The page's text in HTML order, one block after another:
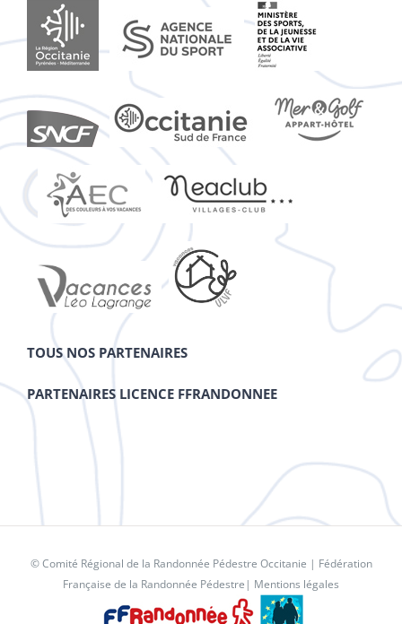
TOUS NOS PARTENAIRES
PARTENAIRES LICENCE FFRANDONNEE
© Comité Régional de la Randonnée Pédestre Occitanie | Fédération
Française de la Randonnée Pédestre | Mentions légales